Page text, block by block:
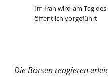
Im Iran wird am Tag
öffentlich vorgeführt
Die Börsen reagieren